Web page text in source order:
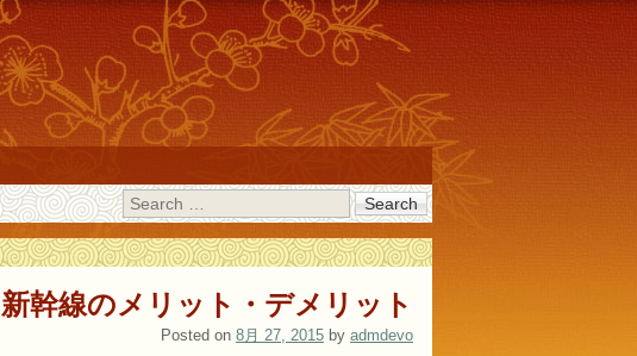
Search
新幹線のメリット・デメリット
Posted on 8月 27, 2015 by admdevo